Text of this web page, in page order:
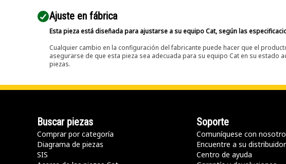
Ajuste en fábrica
Esta pieza está diseñada para ajustarse a su equipo Cat, según las
Cualquier cambio en la configuración del fabricante puede hacer que el
asegurarse de que esta pieza sea adecuada para su equipo Cat en su
piezas.
Buscar piezas
Comprar por categoría
Diagrama de piezas
SIS
Soporte
Comuníquese con
Encuentre a su distribuidor
Centro de ayuda